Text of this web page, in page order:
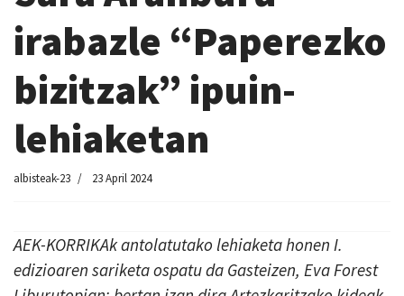
irabazle “Paperezko
bizitzak” ipuin-
lehiaketan
albisteak-23 23 April 2024
AEK-KORRIKAk antolatutako lehiaketa honen I.
edizioaren sariketa ospatu da Gasteizen, Eva Forest